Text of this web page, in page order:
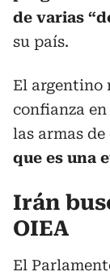
de varias
su país.
El argentino
confianza
las armas
que es una
Irán
OIEA
El